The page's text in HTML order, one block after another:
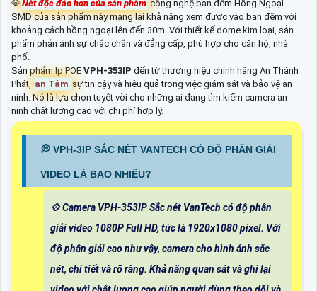
💎Nét độc đáo hơn của sản phẩm công nghệ ban đêm Hồng Ngoại
SMD của sản phẩm này mang lại khả năng xem được vào ban đêm với
khoảng cách hồng ngoại lên đến 30m. Với thiết kế dome kim loại, sản
phẩm phản ánh sự chắc chắn và đẳng cấp, phù hợp cho căn hộ, nhà
phố.
Sản phẩm Ip POE VPH-353IP đến từ thương hiệu chính hãng An Thành
Phát, an Tâm sự tin cậy và hiệu quả trong việc giám sát và bảo vệ an
ninh. Nó là lựa chọn tuyệt vời cho những ai đang tìm kiếm camera an
ninh chất lượng cao với chi phí hợp lý.
️💭 VPH-3IP SẮC NÉT VANTECH CÓ ĐỘ PHÂN GIẢI
VIDEO LÀ BAO NHIÊU?
💠 Camera VPH-353IP Sắc nét VanTech có độ phân
giải video 1080P Full HD, tức là 1920x1080 pixel. Với
độ phân giải cao như vậy, camera cho hình ảnh sắc
nét, chi tiết và rõ ràng. Khả năng quan sát và ghi lại